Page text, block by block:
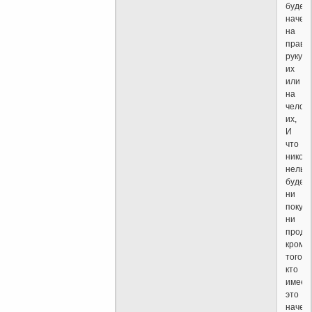
будет
на
руку
их
или
на
чело
их,
И
что
будет
ни
ни
кроме
того,
кто
имеет
это